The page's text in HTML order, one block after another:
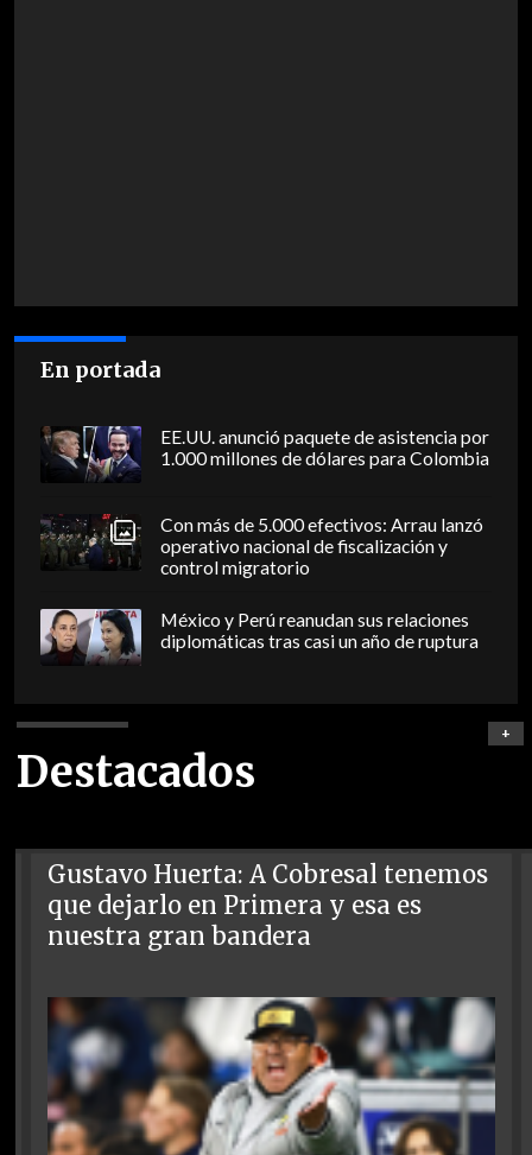
En portada
EE.UU. anunció paquete de asistencia por
1.000 millones de dólares para Colombia
Con más de 5.000 efectivos: Arrau lanzó
operativo nacional de fiscalización y
control migratorio
México y Perú reanudan sus relaciones
diplomáticas tras casi un año de ruptura
Destacados
+
Gustavo Huerta: A Cobresal tenemos
que dejarlo en Primera y esa es
nuestra gran bandera